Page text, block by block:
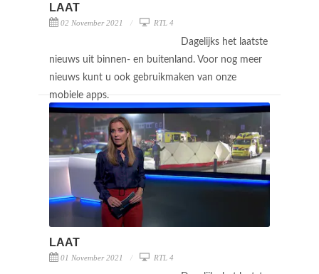
LAAT
02 November 2021 RTL 4
Dagelijks het laatste
nieuws uit binnen- en buitenland. Voor nog meer
nieuws kunt u ook gebruikmaken van onze
mobiele apps.
LAAT
01 November 2021 RTL 4